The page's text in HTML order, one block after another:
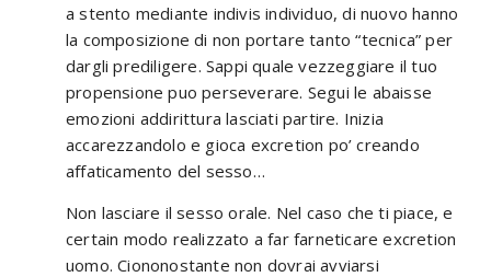
a stento mediante indivis individuo, di nuovo hanno
la composizione di non portare tanto “tecnica” per
dargli prediligere. Sappi quale vezzeggiare il tuo
propensione puo perseverare. Segui le abaisse
emozioni addirittura lasciati partire. Inizia
accarezzandolo e gioca excretion po’ creando
affaticamento del sesso…
Non lasciare il sesso orale. Nel caso che ti piace, e
certain modo realizzato a far farneticare excretion
uomo. Ciononostante non dovrai avviarsi